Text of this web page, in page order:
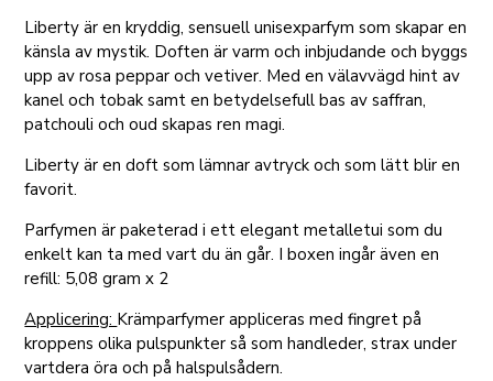
Liberty är en kryddig, sensuell unisexparfym som skapar en
känsla av mystik. Doften är varm och inbjudande och byggs
upp av rosa peppar och vetiver. Med en välavvägd hint av
kanel och tobak samt en betydelsefull bas av saffran,
patchouli och oud skapas ren magi.
Liberty är en doft som lämnar avtryck och som lätt blir en
favorit.
Parfymen är paketerad i ett elegant metalletui som du
enkelt kan ta med vart du än går. I boxen ingår även en
refill: 5,08 gram x 2
Applicering: Krämparfymer appliceras med fingret på
kroppens olika pulspunkter så som handleder, strax under
vartdera öra och på halspulsådern.